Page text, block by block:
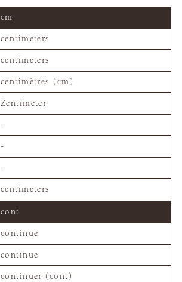
cm
centimeters
centimeters
centimètres (cm)
Zentimeter
-
-
-
centimeters
cont
continue
continue
continuer (cont)